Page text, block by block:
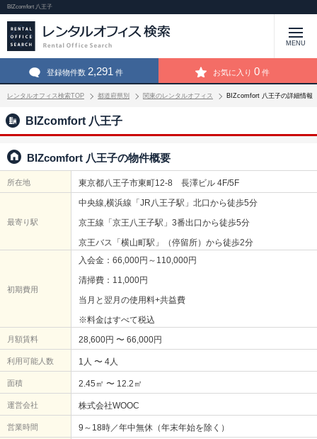
BIZcomfort 八王子
MENU
登録物件数 2,291 件 お気に入り 0 件
レンタルオフィス検索TOP 都道府県別 関東のレンタルオフィス BIZcomfort 八王子の詳細情報
BIZcomfort 八王子
BIZcomfort 八王子の物件概要
所在地 東京都八王子市東町12-8 長澤ビル 4F/5F
最寄り駅
中央線,横浜線「JR八王子駅」北口から徒歩5分
京王線「京王八王子駅」3番出口から徒歩5分
京王バス「横山町駅」（停留所）から徒歩2分
初期費用
入会金：66,000円～110,000円
清掃費：11,000円
当月と翌月の使用料+共益費
※料金はすべて税込
月額賃料 28,600円 〜 66,000円
利用可能人数 1人 〜 4人
面積 2.45㎡ 〜 12.2㎡
運営会社 株式会社WOOC
営業時間 9～18時／年中無休（年末年始を除く）